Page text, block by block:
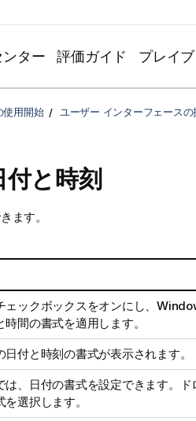
ター 評価ガイド プレイ
用開始
ユーザー インターフェースの
と時刻
ます。
ェックボックスをオンにし、
時間の書式を適用します。
日付と時刻の書式が表示されます。
は、日付の書式を設定できます。
を選択します。